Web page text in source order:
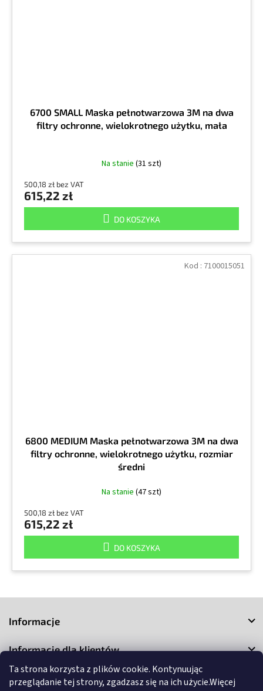
Ta strona korzysta z plików cookie. Kontynuując
przeglądanie tej strony, zgadzasz się na ich użycie.Więcej
6700 SMALL Maska pełnotwarzowa 3M na dwa
filtry ochronne, wielokrotnego użytku, mała
Na stanie (31 szt)
500,18 zł bez VAT
615,22 zł
DO KOSZYKA
6800 MEDIUM Maska pełnotwarzowa 3M na dwa
filtry ochronne, wielokrotnego użytku, rozmiar
średni
Na stanie (47 szt)
500,18 zł bez VAT
615,22 zł
DO KOSZYKA
Kod : 7100015051
k
Informacje
Informacje dla klientów
Kontakt